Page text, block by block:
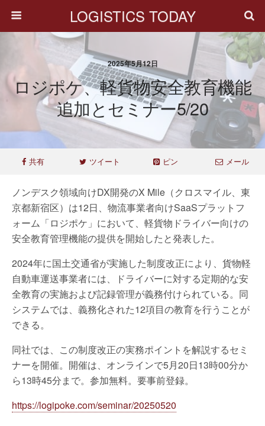
LOGISTICS TODAY
2025年5月12日
ロジポケ、軽貨物安全教育機能
追加とセミナー5/20
共有 ツイート ピン メール
ノンデスク領域向けDX開発のX Mile（クロスマイル、東
京都新宿区）は12日、物流事業者向けSaaSプラットフ
ォーム「ロジポケ」において、軽貨物ドライバー向けの
安全教育管理機能の提供を開始したと発表した。
2024年に国土交通省が実施した制度改正により、貨物軽
自動車運送事業者には、ドライバーに対する定期的な安
全教育の実施および記録管理が義務付けられている。同
システムでは、義務化された12項目の教育を行うことが
できる。
同社では、この制度改正の実務ポイントを解説するセミ
ナーを開催。開催は、オンラインで5月20日13時00分か
ら13時45分まで。参加無料。要事前登録。
https://logipoke.com/seminar/20250520